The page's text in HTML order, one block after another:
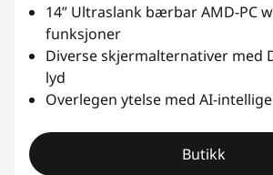
14” Ultraslank bærbar AMD-PC
funksjoner
Diverse skjermalternativer med
lyd
Overlegen ytelse med AI-
Butikk